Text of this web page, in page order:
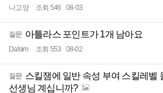
나고양 조회 546 08-03
질문 아틀라스 포인트가 1개 남아요
Dalsim 조회 553 08-02
질문 스킬잼에 일반 속성 부여 스킬레벨
선생님 계십니까?